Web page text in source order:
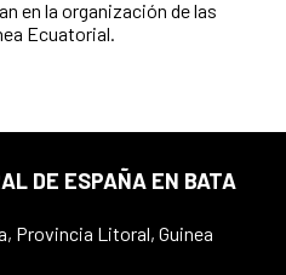
en la organización de las
Ecuatorial.
DE ESPAÑA EN BATA
Provincia Litoral, Guinea